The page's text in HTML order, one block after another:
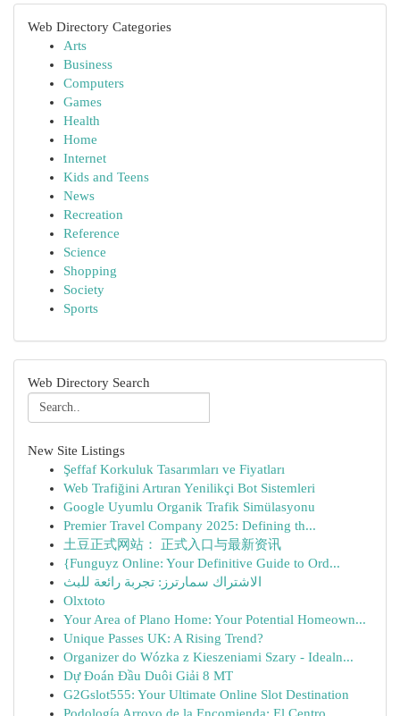
Web Directory Categories
Arts
Business
Computers
Games
Health
Home
Internet
Kids and Teens
News
Recreation
Reference
Science
Shopping
Society
Sports
Web Directory Search
New Site Listings
Şeffaf Korkuluk Tasarımları ve Fiyatları
Web Trafiğini Artıran Yenilikçi Bot Sistemleri
Google Uyumlu Organik Trafik Simülasyonu
Premier Travel Company 2025: Defining th...
土豆正式网站： 正式入口与最新资讯
{Funguyz Online: Your Definitive Guide to Ord...
الاشتراك سمارترز: تجربة رائعة للبث
Olxtoto
Your Area of Plano Home: Your Potential Homeown...
Unique Passes UK: A Rising Trend?
Organizer do Wózka z Kieszeniami Szary - Idealn...
Dự Đoán Đầu Duôi Giải 8 MT
G2Gslot555: Your Ultimate Online Slot Destination